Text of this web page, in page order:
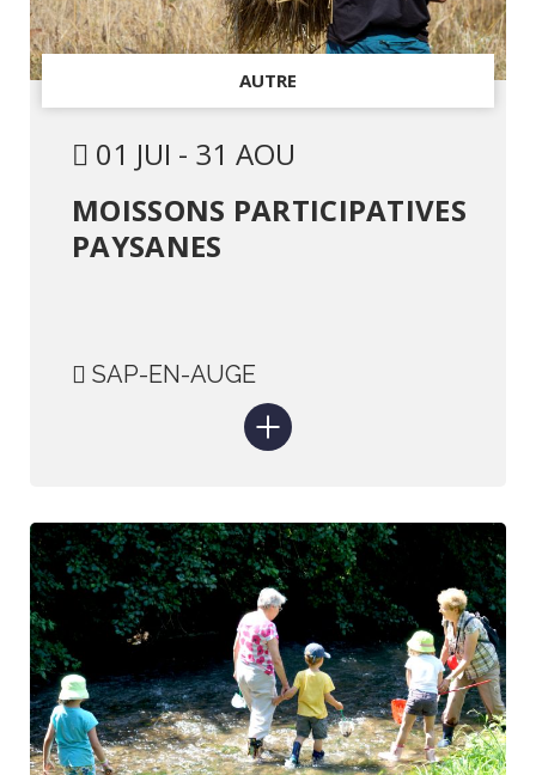
AUTRE
01 JUI - 31 AOU
MOISSONS PARTICIPATIVES
PAYSANES
SAP-EN-AUGE